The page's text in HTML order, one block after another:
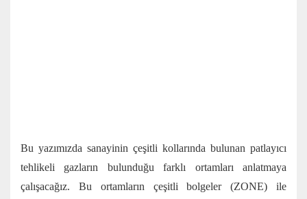
Bu yazımızda sanayinin çeşitli kollarında bulunan patlayıcı
tehlikeli gazların bulunduğu farklı ortamları anlatmaya
çalışacağız. Bu ortamların çeşitli bolgeler (ZONE) ile